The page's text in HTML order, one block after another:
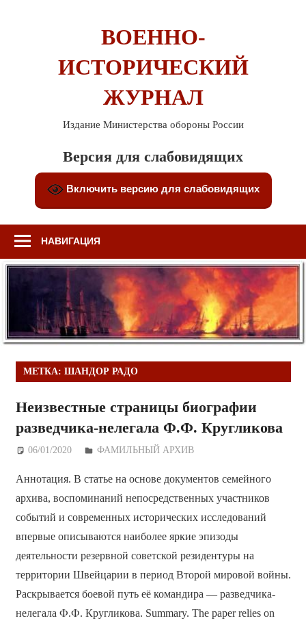
ВОЕННО-
ИСТОРИЧЕСКИЙ
ЖУРНАЛ
Издание Министерства обороны России
Версия для слабовидящих
Включить версию для слабовидящих
НАВИГАЦИЯ
МЕТКА: ШАНДОР РАДО
Неизвестные страницы биографии
разведчика-нелегала Ф.Ф. Кругликова
06/01/2020 Дежурный по Редакции
ФАМИЛЬНЫЙ АРХИВ
Аннотация. В статье на основе документов семейного
архива, воспоминаний непосредственных участников
событий и современных исторических исследований
впервые описываются наиболее яркие эпизоды
деятельности резервной советской резидентуры на
территории Швейцарии в период Второй мировой войны.
Раскрывается боевой путь её командира — разведчика-
нелегала Ф.Ф. Кругликова. Summary. The paper relies on